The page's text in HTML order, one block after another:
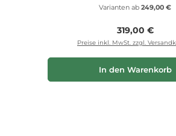
Varianten ab 249,00 €
Regulärer
319,00 €
Preise inkl. MwSt. zzgl.
In den Warenkorb